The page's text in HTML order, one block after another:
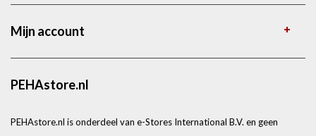
Mijn account
PEHAstore.nl
PEHAstore.nl is onderdeel van e-Stores International B.V. en geen